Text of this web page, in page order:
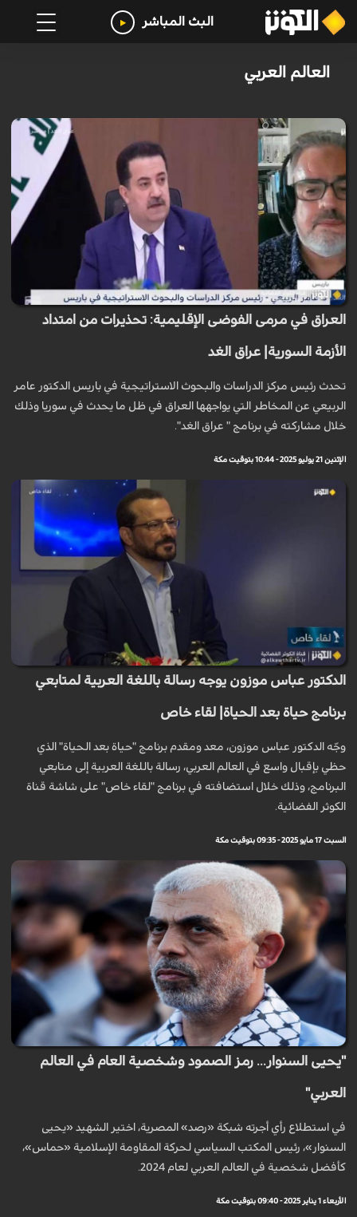
البث المباشر
العالم العربي
العراق في مرمى الفوضى الإقليمية: تحذيرات من امتداد
الأزمة السورية| عراق الغد
تحدث رئيس مركز الدراسات والبحوث الاستراتيجية في باريس الدكتور عامر
الربيعي عن المخاطر التي يواجهها العراق في ظل ما يحدث في سوريا وذلك
خلال مشاركته في برنامج " عراق الغد".
الإثنين 21 يوليو 2025 - 10:44 بتوقيت مكة
الدكتور عباس موزون يوجه رسالة باللغة العربية لمتابعي
برنامج حياة بعد الحياة| لقاء خاص
وجّه الدكتور عباس موزون، معد ومقدم برنامج "حياة بعد الحياة" الذي
حظي بإقبال واسع في العالم العربي، رسالة باللغة العربية إلى متابعي
البرنامج، وذلك خلال استضافته في برنامج "لقاء خاص" على شاشة قناة
الكوثر الفضائية.
السبت 17 مايو 2025 - 09:35 بتوقيت مكة
"يحيى السنوار... رمز الصمود وشخصية العام في العالم
العربي"
في استطلاع رأي أجرته شبكة «رصد» المصرية، اختير الشهيد «يحيى
السنوار»، رئيس المكتب السياسي لحركة المقاومة الإسلامية «حماس»،
كأفضل شخصية في العالم العربي لعام 2024.
الأربعاء 1 يناير 2025 - 09:40 بتوقيت مكة